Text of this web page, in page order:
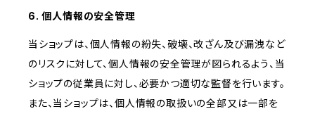
6. 個人情報の安全管理
当ショップは、個人情報の紛失、破壊、改ざん及び漏洩など
のリスクに対して、個人情報の安全管理が図られるよう、当
ショップの従業員に対し、必要かつ適切な監督を行います。
また、当ショップは、個人情報の取扱いの全部又は一部を